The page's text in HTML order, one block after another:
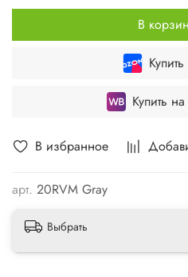
В избранное
арт. 20RVM Gray
В
Купить
Выбрать